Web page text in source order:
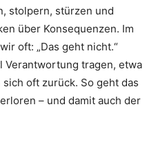
stolpern, stürzen und
über Konsequenzen. Im
oft: „Das geht nicht.“
Verantwortung tragen, etwa
oft zurück. So geht das
– und damit auch der